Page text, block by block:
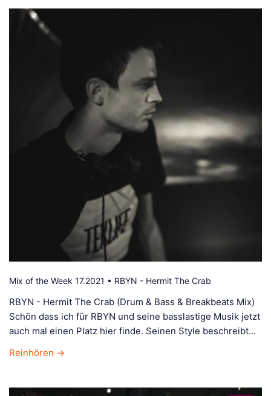
Mix of the Week 17.2021 • RBYN - Hermit The Crab
RBYN - Hermit The Crab (Drum & Bass & Breakbeats Mix)
Schön dass ich für RBYN und seine basslastige Musik jetzt
auch mal einen Platz hier finde. Seinen Style beschreibt...
Reinhören →